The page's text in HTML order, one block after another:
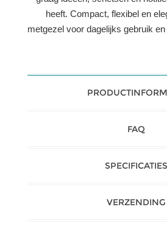
heeft. Compact, flexibel en
metgezel voor dagelijks gebruik
FAQ
SPECIFICATIES
VERZENDING